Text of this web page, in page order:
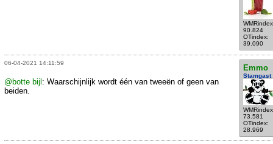
90.824
OTindex:
39.090
06-04-2021 14:11:59
Emmo
Stamgast
73.581
OTindex:
28.969
@botte bijl: Waarschijnlijk wordt één van tweeën of geen van
beiden.